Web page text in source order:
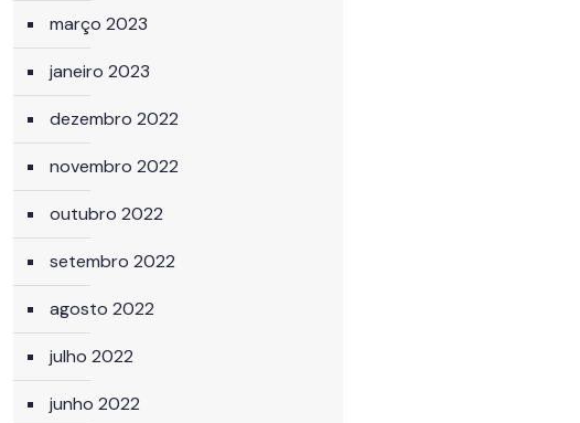
março 2023
janeiro 2023
dezembro 2022
novembro 2022
outubro 2022
setembro 2022
agosto 2022
julho 2022
junho 2022